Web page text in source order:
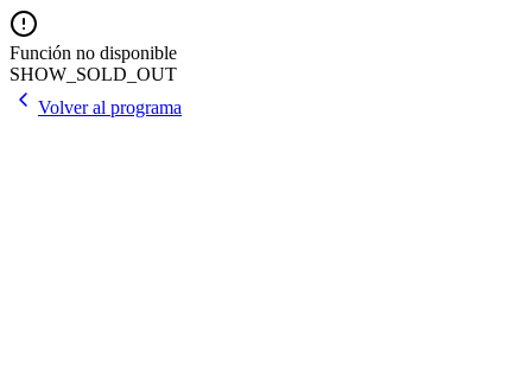
Función no disponible
SHOW_SOLD_OUT
Volver al programa